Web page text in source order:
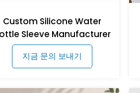
Custom Silicone Water
Sleeve Manufacturer
지금 문의 보내기